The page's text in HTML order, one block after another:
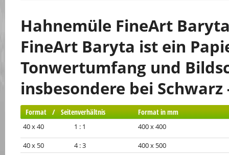
Hahnemüle FineArt
FineArt Baryta ist ein
Tonwertumfang und
insbesondere bei Schwarz
Format / Seitenverhältnis Format in mm
40 x 40 1 : 1 400 x 400
40 x 50 4 : 3
400 x 500